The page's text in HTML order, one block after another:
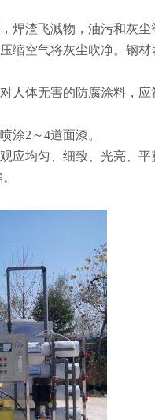
焊渣飞溅物，油污和灰尘
缩空气将灰尘吹净。钢材
人体无害的防腐涂料，
涂2～4道面漆。
应均匀、细致、光亮、